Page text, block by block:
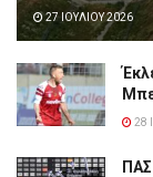
27 ΙΟΥΛΊΟΥ 2026
28